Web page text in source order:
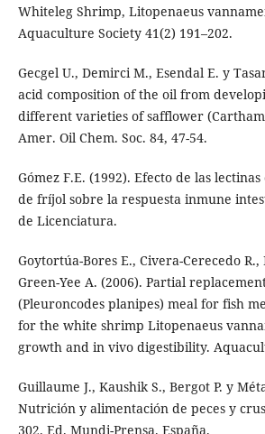
Whiteleg Shrimp, Litopenaeus
Aquaculture Society 41(2) 191–202.
Gecgel U., Demirci M., Esendal E. y
acid composition of the oil from
different varieties of safflower
Amer. Oil Chem. Soc. 84, 47-54.
Gómez F.E. (1992). Efecto de las
de fríjol sobre la respuesta inmune
de Licenciatura.
Goytortúa-Bores E., Civera-Cerecedo R.,
Green-Yee A. (2006). Partial
(Pleuroncodes planipes) meal for fish
for the white shrimp Litopenaeus
growth and in vivo digestibility.
Guillaume J., Kaushik S., Bergot P. y
Nutrición y alimentación de peces y
302. Ed. Mundi-Prensa. España.